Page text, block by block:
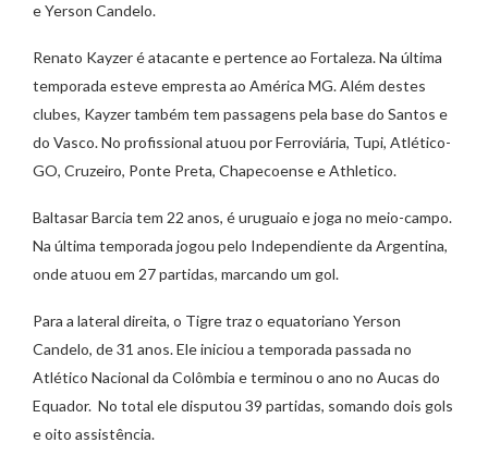
e Yerson Candelo.
Renato Kayzer é atacante e pertence ao Fortaleza. Na última
temporada esteve empresta ao América MG. Além destes
clubes, Kayzer também tem passagens pela base do Santos e
do Vasco. No profissional atuou por Ferroviária, Tupi, Atlético-
GO, Cruzeiro, Ponte Preta, Chapecoense e Athletico.
Baltasar Barcia tem 22 anos, é uruguaio e joga no meio-campo.
Na última temporada jogou pelo Independiente da Argentina,
onde atuou em 27 partidas, marcando um gol.
Para a lateral direita, o Tigre traz o equatoriano Yerson
Candelo, de 31 anos. Ele iniciou a temporada passada no
Atlético Nacional da Colômbia e terminou o ano no Aucas do
Equador. No total ele disputou 39 partidas, somando dois gols
e oito assistência.